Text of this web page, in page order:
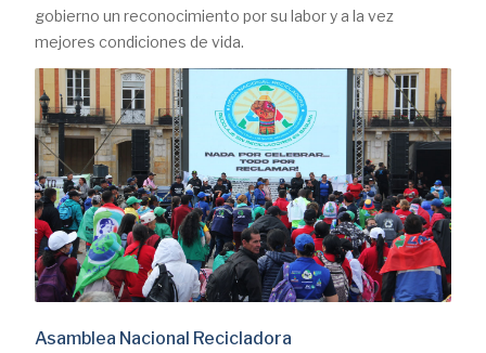
gobierno un reconocimiento por su labor y a la vez
mejores condiciones de vida.
Asamblea Nacional Recicladora